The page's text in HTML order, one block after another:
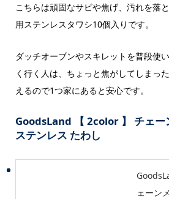
こちらは頑固なサビや焦げ、汚れを落
用ステンレスタワシ10個入りです。
ダッチオーブンやスキレットを普段使
く行く人は、ちょっと焦がしてしまっ
えるので1つ家にあると安心です。
GoodsLand 【 2color 】 チェー
ステンレス たわし
ェーン